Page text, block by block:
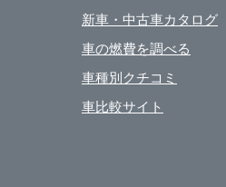
新車・中古車カタログ
車の燃費を調べる
車種別クチコミ
車比較サイト